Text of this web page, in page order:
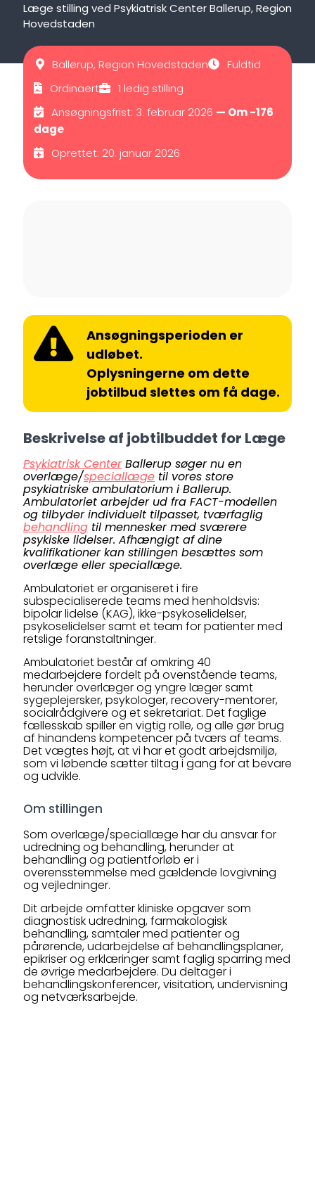
Læge stilling ved Psykiatrisk Center Ballerup, Region
Hovedstaden
Ballerup, Region Hovedstaden
Fuldtid
Ordinaert
1 ledig stilling
Ansøgningsfrist: 3. februar 2026 — Om -176
dage
Oprettet: 20. januar 2026
Ansøgningsperioden er
udløbet.
Oplysningerne om dette
jobtilbud slettes om få dage.
Beskrivelse af jobtilbuddet for Læge
Psykiatrisk CenterBallerup søger nu en
overlæge/speciallæge til vores store
psykiatriske ambulatorium i Ballerup.
Ambulatoriet arbejder ud fra FACT-modellen
og tilbyder individuelt tilpasset, tværfaglig
behandling til mennesker med sværere
psykiske lidelser. Afhængigt af dine
kvalifikationer kan stillingen besættes som
overlæge eller speciallæge.
Ambulatoriet er organiseret i fire
subspecialiserede teams med henholdsvis:
bipolar lidelse (KAG), ikke-psykoselidelser,
psykoselidelser samt et team for patienter med
retslige foranstaltninger.
Ambulatoriet består af omkring 40
medarbejdere fordelt på ovenstående teams,
herunder overlæger og yngre læger samt
sygeplejersker, psykologer, recovery-mentorer,
socialrådgivere og et sekretariat. Det faglige
fællesskab spiller en vigtig rolle, og alle gør brug
af hinandens kompetencer på tværs af teams.
Det vægtes højt, at vi har et godt arbejdsmiljø,
som vi løbende sætter tiltag i gang for at bevare
og udvikle.
Om stillingen
Som overlæge/speciallæge har du ansvar for
udredning og behandling, herunder at
behandling og patientforløb er i
overensstemmelse med gældende lovgivning
og vejledninger.
Dit arbejde omfatter kliniske opgaver som
diagnostisk udredning, farmakologisk
behandling, samtaler med patienter og
pårørende, udarbejdelse af behandlingsplaner,
epikriser og erklæringer samt faglig sparring med
de øvrige medarbejdere. Du deltager i
behandlingskonferencer, visitation, undervisning
og netværksarbejde.